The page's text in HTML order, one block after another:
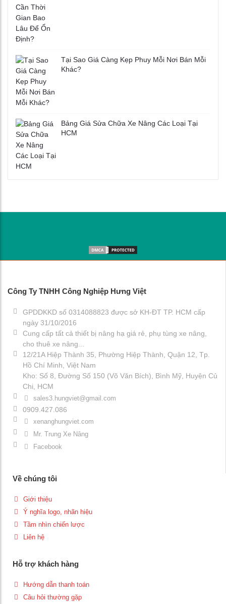
Tại Sao Giá Càng Kẹp Phuy Mỗi Nơi Bán Mỗi
Khác?
Bảng Giá Sửa Chữa Xe Nâng Các Loại Tại
HCM
Công Ty TNHH Công Nghiệp Hưng Việt
GPDDKKD số 0314088823 được sở KH-ĐT TP. HCM cấp
ngày 31/10/2016
Cung cấp tất cả thiết bị nâng hạ giá rẻ, phụ tùng xe nâng,
cho thuê xe nâng...
12/21A Hiệp Thành 35, Phường Hiệp Thành, Quận 12, Tp.
Hồ Chí Minh, Việt Nam
Kho: Số 8, Đường Số 150 (Võ Văn Bích), Bình Mỹ, Huyện Củ
Chi, HCM
sales3.hungviet@gmail.com
0909.427.086
xenanghungviet.com
Mr. Trung Xe Nâng
Facebook
Về chúng tôi
Giới thiệu
Ý nghĩa logo, nhãn hiệu
Tầm nhìn chiến lược
Liên hệ
Hỗ trợ khách hàng
Hướng dẫn thanh toán
Câu hỏi thường gặp